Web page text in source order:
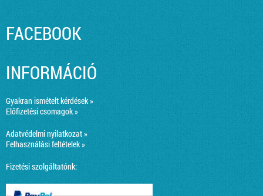
FACEBOOK
INFORMÁCIÓ
Gyakran ismételt kérdések »
Előfizetési csomagok »
Adatvédelmi nyilatkozat »
Felhasználási feltételek »
Fizetési szolgáltatónk: